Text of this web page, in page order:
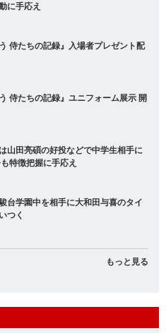
に手応え
侍たちの記録』入場者プレゼント配
侍たちの記録』ユニフォーム展示 開
山田亮碩の好投などで中学生相手に
特徴把握に手応え
台学園中を相手に大和田与喜のタイ
つく
もっと見る